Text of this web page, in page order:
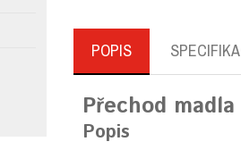
POPIS
Přechod
Popis